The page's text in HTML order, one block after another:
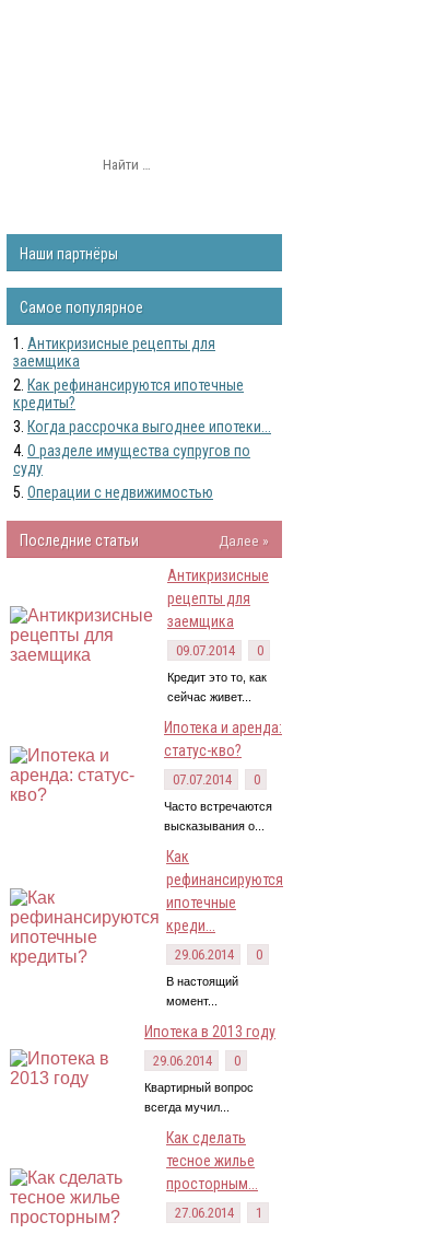
Наши партнёры
Самое популярное
Антикризисные рецепты для
заемщика
Как рефинансируются ипотечные
кредиты?
Когда рассрочка выгоднее ипотеки...
О разделе имущества супругов по
суду
Операции с недвижимостью
Последние статьи
Далее »
Антикризисные
рецепты для
заемщика
09.07.2014 0
Кредит это то, как
сейчас живет...
Ипотека и аренда:
статус-кво?
07.07.2014 0
Часто встречаются
высказывания о...
Как
рефинансируются
ипотечные
креди...
29.06.2014 0
В настоящий
момент...
Ипотека в 2013 году
29.06.2014 0
Квартирный вопрос
всегда мучил...
Как сделать
тесное жилье
просторным...
27.06.2014 1